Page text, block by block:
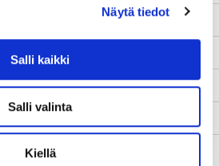
Näytä tiedot
Salli kaikki
Salli valinta
Kiellä